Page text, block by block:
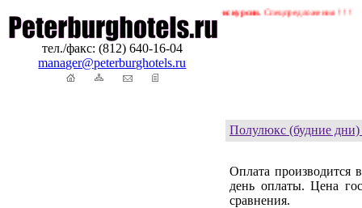
тел./факс: (812) 640-16-04
manager@peterburghotels.ru
гостиниц в Петербурге. Трансферы. Экскурсии.Спецпредложения ! ! !
Полулюкс (будние
Оплата производится
день оплаты. Цена
сравнения.